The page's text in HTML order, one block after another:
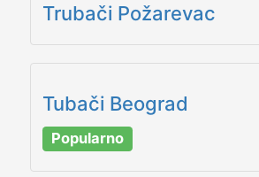
Trubači Požarevac
Tubači Beograd
Popularno